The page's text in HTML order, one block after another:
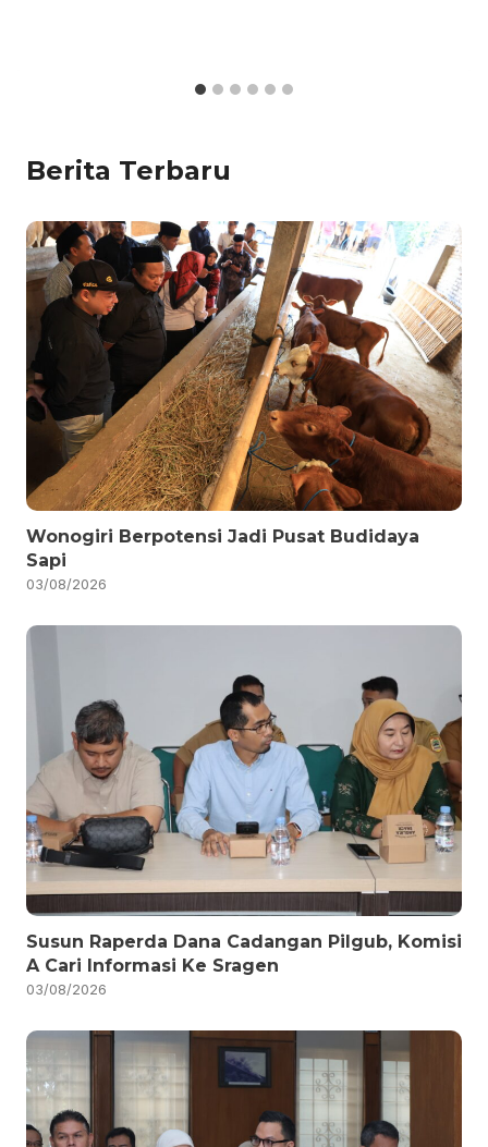
Berita Terbaru
Wonogiri Berpotensi Jadi Pusat Budidaya
Sapi
03/08/2026
Susun Raperda Dana Cadangan Pilgub, Komisi
A Cari Informasi Ke Sragen
03/08/2026